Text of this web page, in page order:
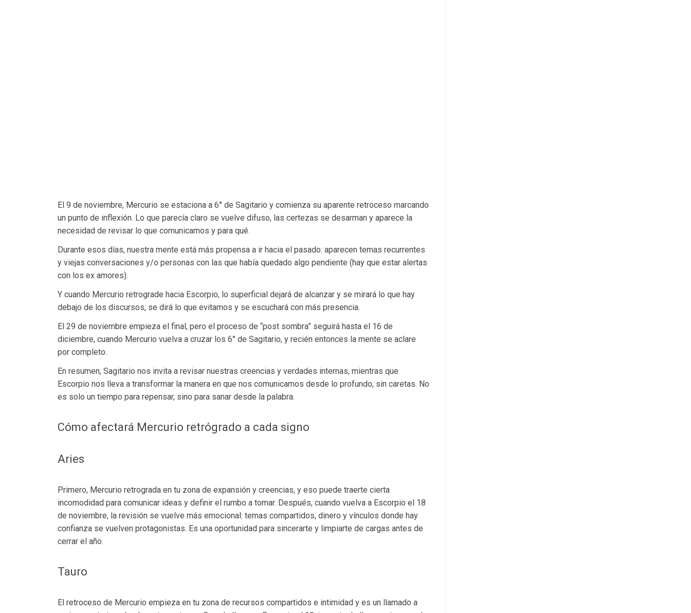
El 9 de noviembre, Mercurio se estaciona a 6° de Sagitario y comienza su aparente retroceso marcando
un punto de inflexión. Lo que parecía claro se vuelve difuso, las certezas se desarman y aparece la
necesidad de revisar lo que comunicamos y para qué.
Durante esos días, nuestra mente está más propensa a ir hacia el pasado: aparecen temas recurrentes
y viejas conversaciones y/o personas con las que había quedado algo pendiente (hay que estar alertas
con los ex amores).
Y cuando Mercurio retrograde hacia Escorpio, lo superficial dejará de alcanzar y se mirará lo que hay
debajo de los discursos, se dirá lo que evitamos y se escuchará con más presencia.
El 29 de noviembre empieza el final, pero el proceso de “post sombra” seguirá hasta el 16 de
diciembre, cuando Mercurio vuelva a cruzar los 6° de Sagitario, y recién entonces la mente se aclare
por completo.
En resumen, Sagitario nos invita a revisar nuestras creencias y verdades internas, mientras que
Escorpio nos lleva a transformar la manera en que nos comunicamos desde lo profundo, sin caretas. No
es solo un tiempo para repensar, sino para sanar desde la palabra.
Cómo afectará Mercurio retrógrado a cada signo
Aries
Primero, Mercurio retrograda en tu zona de expansión y creencias, y eso puede traerte cierta
incomodidad para comunicar ideas y definir el rumbo a tomar. Después, cuando vuelva a Escorpio el 18
de noviembre, la revisión se vuelve más emocional: temas compartidos, dinero y vínculos donde hay
confianza se vuelven protagonistas. Es una oportunidad para sincerarte y limpiarte de cargas antes de
cerrar el año.
Tauro
El retroceso de Mercurio empieza en tu zona de recursos compartidos e intimidad y es un llamado a